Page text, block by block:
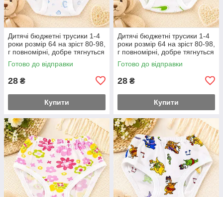
Дитячі бюджетні трусики 1-4
роки розмір 64 на зріст 80-98,
г повномірні, добре тягнуться
Готово до відправки
28 ₴
Купити
Дитячі бюджетні трусики 1-4
роки розмір 64 на зріст 80-98,
г повномірні, добре тягнуться
Готово до відправки
28 ₴
Купити